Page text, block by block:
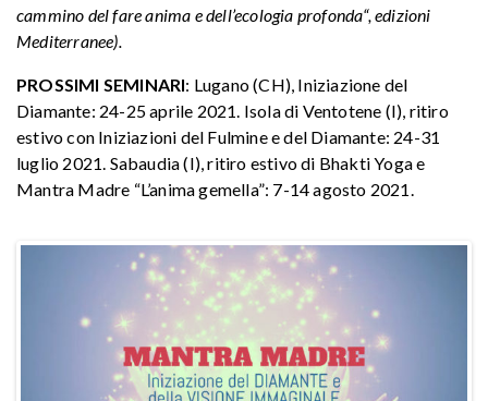
cammino del fare anima e dell’ecologia profonda“, edizioni
Mediterranee).
PROSSIMI SEMINARI: Lugano (CH), Iniziazione del
Diamante: 24-25 aprile 2021. Isola di Ventotene (I), ritiro
estivo con Iniziazioni del Fulmine e del Diamante: 24-31
luglio 2021. Sabaudia (I), ritiro estivo di Bhakti Yoga e
Mantra Madre “L’anima gemella”: 7-14 agosto 2021.